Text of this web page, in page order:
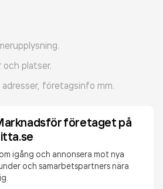
platser.
företagsinfo mm.
företaget på
igång och annonsera mot nya
och samarbetspartners nära